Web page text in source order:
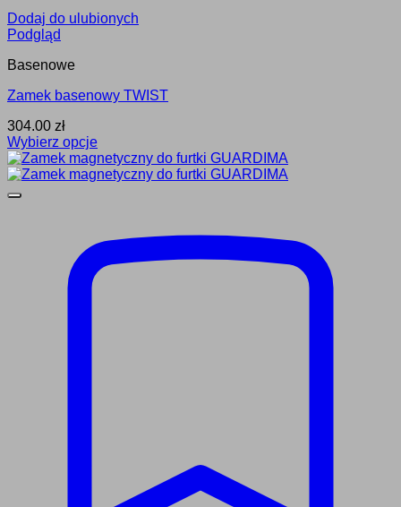
Dodaj do ulubionych
Podgląd
Basenowe
Zamek basenowy TWIST
304.00 zł
Wybierz opcje
Ten
produkt
ma